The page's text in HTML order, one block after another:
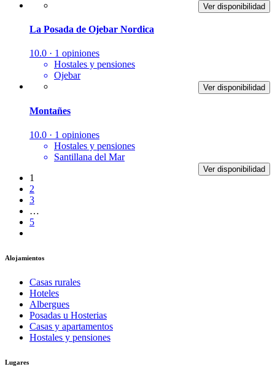
Ver disponibilidad
La Posada de Ojebar Nordica
10.0 · 1 opiniones
Hostales y pensiones
Ojebar
Ver disponibilidad
Montañes
10.0 · 1 opiniones
Hostales y pensiones
Santillana del Mar
Ver disponibilidad
1
2
3
…
5
Alojamientos
Casas rurales
Hoteles
Albergues
Posadas u Hosterias
Casas y apartamentos
Hostales y pensiones
Lugares